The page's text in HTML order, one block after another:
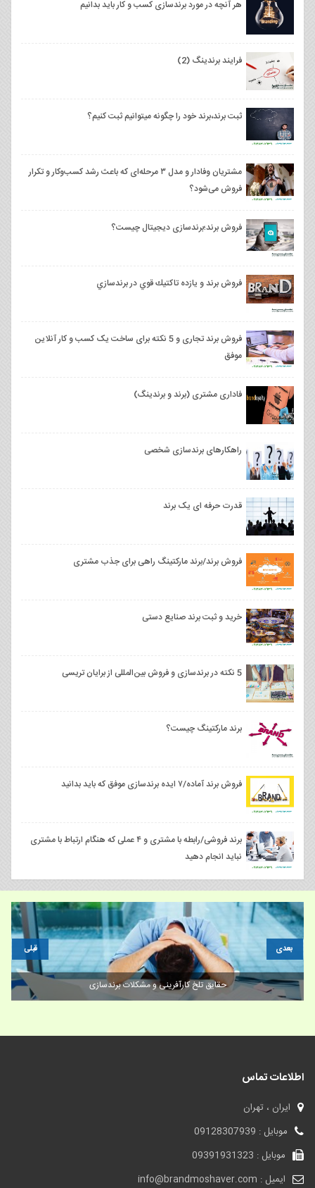
هر آنچه در مورد برندسازی کسب و کار باید بدانیم
فرایند برندینگ (2)
ثبت برند،برند خود را چگونه میتوانیم ثبت کنیم؟
مشتریان وفادار و مدل ۳ مرحله‌ای که باعث رشد کسب‌وکار و تکرار
فروش می‌شود؟
فروش برند؛برندسازی دیجیتال چیست؟
فروش برند و يازده تاكتيك قوي در برندسازي
فروش برند تجاری و 5 نکته برای ساخت یک کسب و کار آنلاین
موفق
فاداری مشتری (برند و برندینگ)
راهکارهای برندسازی شخصی
قدرت حرفه ای یک برند
فروش برند/برند مارکتینگ راهی برای جذب مشتری
خرید و ثبت برند صنایع دستی
5 نکته در برندسازی و فروش بین‌المللی از برایان تریسی
برند مارکتینگ چیست؟
فروش برند آماده/۷ ایده برندسازی موفق که باید بدانید
برند فروشی/رابطه با مشتری و ۴ عملی که هنگام ارتباط با مشتری
نباید انجام دهید
برند/۶ استراتژی فروش خارجی برای تیم‌ های فروش میدانی با کارایی بالا
قبلی بعدی
اطلاعات تماس
ایران ، تهران
موبایل : 09128307939
موبایل : 09391931323
ایمیل : info@brandmoshaver.com